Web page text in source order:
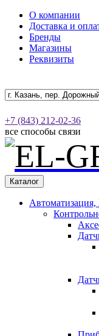
О компании
Доставка и
Бренды
Магазины
Реквизиты
+7 (843) 212-02-36
все способы связи
Каталог